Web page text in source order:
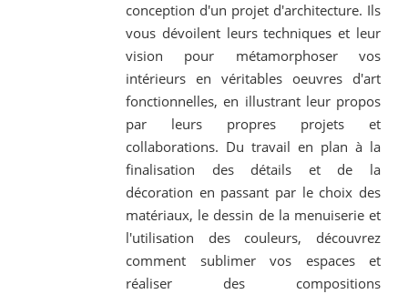
conception d'un projet d'architecture. Ils
vous dévoilent leurs techniques et leur
vision pour métamorphoser vos
intérieurs en véritables oeuvres d'art
fonctionnelles, en illustrant leur propos
par leurs propres projets et
collaborations. Du travail en plan à la
finalisation des détails et de la
décoration en passant par le choix des
matériaux, le dessin de la menuiserie et
l'utilisation des couleurs, découvrez
comment sublimer vos espaces et
réaliser des compositions